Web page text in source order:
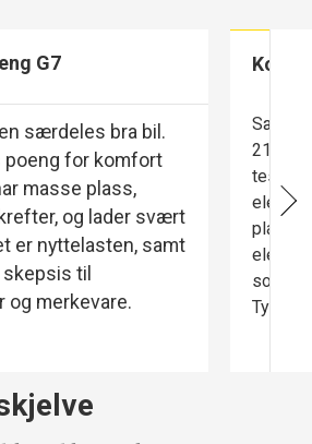
167/9,5-19,5.
Fra velutstyrte kompakt-
stor-SUV-er.
G7
særdeles bra bil.
poeng for komfort
masse plass,
og lader svært
er nyttelasten, samt
til
og merkevare.
21
plass
solide
Typisk